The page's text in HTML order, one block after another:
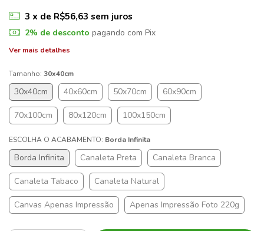
3 x de R$56,63 sem juros
2% de desconto pagando com Pix
Ver mais detalhes
Tamanho: 30x40cm
30x40cm 40x60cm 50x70cm 60x90cm
70x100cm 80x120cm 100x150cm
ESCOLHA O ACABAMENTO: Borda Infinita
Borda Infinita Canaleta Preta Canaleta Branca
Canaleta Tabaco Canaleta Natural
Canvas Apenas Impressão Apenas Impressão Foto 220g